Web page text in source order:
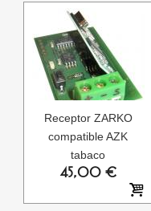
Receptor ZARKO
compatible AZK
tabaco
45,00 €